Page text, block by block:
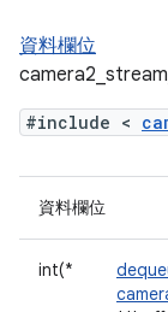
資料欄位
#include <
資料欄位
int(*